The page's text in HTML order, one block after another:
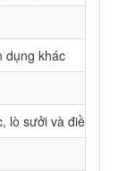
dụng khác
lò sưởi và điều hoà